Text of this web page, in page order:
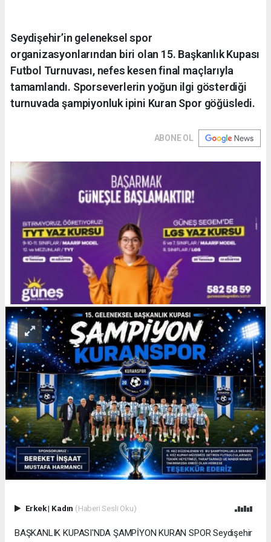
Seydişehir’in geleneksel spor
organizasyonlarından biri olan 15. Başkanlık Kupası
Futbol Turnuvası, nefes kesen final maçlarıyla
tamamlandı. Sporseverlerin yoğun ilgi gösterdiği
turnuvada şampiyonluk ipini Kuran Spor göğüsledi.
ABONE OL
Erkek| Kadın (Haberi Sesli Oku)
BAŞKANLIK KUPASI'NDA ŞAMPİYON KURAN SPOR Seydişehir